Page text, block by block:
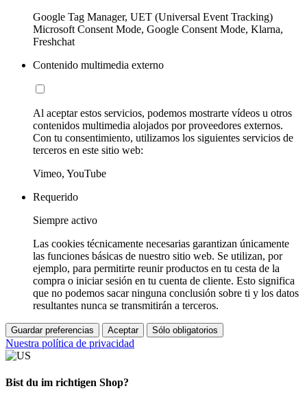
Google Tag Manager, UET (Universal Event Tracking)
Microsoft Consent Mode, Google Consent Mode, Klarna,
Freshchat
Contenido multimedia externo
Al aceptar estos servicios, podemos mostrarte vídeos u otros
contenidos multimedia alojados por proveedores externos.
Con tu consentimiento, utilizamos los siguientes servicios de
terceros en este sitio web:
Vimeo, YouTube
Requerido
Siempre activo
Las cookies técnicamente necesarias garantizan únicamente
las funciones básicas de nuestro sitio web. Se utilizan, por
ejemplo, para permitirte reunir productos en tu cesta de la
compra o iniciar sesión en tu cuenta de cliente. Esto significa
que no podemos sacar ninguna conclusión sobre ti y los datos
resultantes nunca se transmitirán a terceros.
Guardar preferencias Aceptar Sólo obligatorios
Nuestra política de privacidad
Bist du im richtigen Shop?